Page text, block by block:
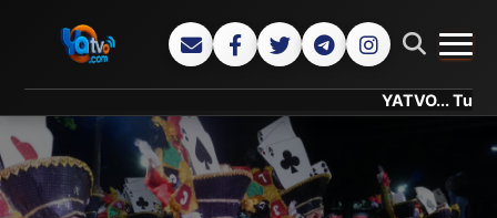
YATVO... Tu Canal